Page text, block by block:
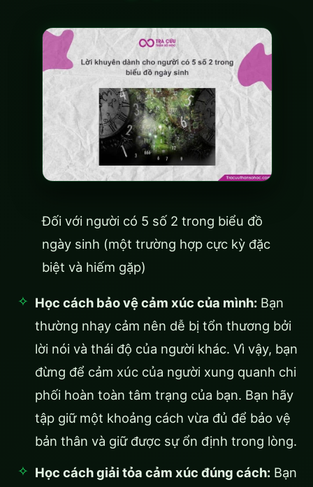
Đối với người có 5 số 2 trong biểu đồ
ngày sinh (một trường hợp cực kỳ đặc
biệt và hiếm gặp)
Học cách bảo vệ cảm xúc của mình: Bạn
thường nhạy cảm nên dễ bị tổn thương bởi
lời nói và thái độ của người khác. Vì vậy, bạn
đừng để cảm xúc của người xung quanh chi
phối hoàn toàn tâm trạng của bạn. Bạn hãy
tập giữ một khoảng cách vừa đủ để bảo vệ
bản thân và giữ được sự ổn định trong lòng.
Học cách giải tỏa cảm xúc đúng cách: Bạn